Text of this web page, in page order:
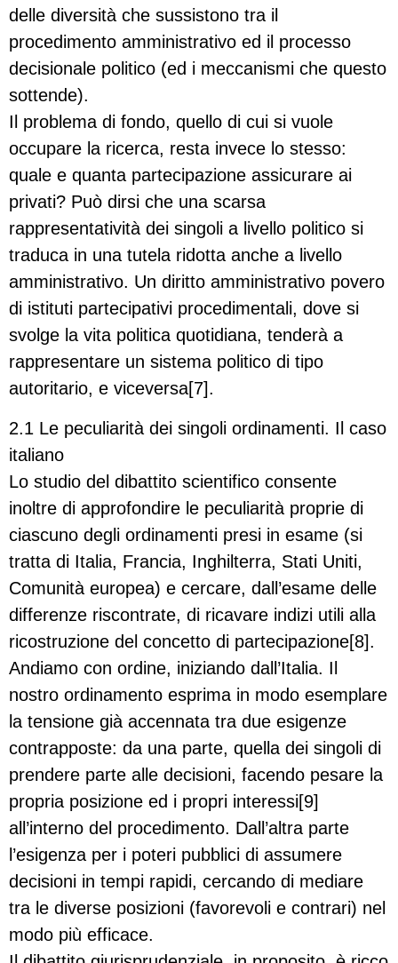
delle diversità che sussistono tra il
procedimento amministrativo ed il processo
decisionale politico (ed i meccanismi che questo
sottende).
Il problema di fondo, quello di cui si vuole
occupare la ricerca, resta invece lo stesso:
quale e quanta partecipazione assicurare ai
privati? Può dirsi che una scarsa
rappresentatività dei singoli a livello politico si
traduca in una tutela ridotta anche a livello
amministrativo. Un diritto amministrativo povero
di istituti partecipativi procedimentali, dove si
svolge la vita politica quotidiana, tenderà a
rappresentare un sistema politico di tipo
autoritario, e viceversa[7].
2.1 Le peculiarità dei singoli ordinamenti. Il caso
italiano
Lo studio del dibattito scientifico consente
inoltre di approfondire le peculiarità proprie di
ciascuno degli ordinamenti presi in esame (si
tratta di Italia, Francia, Inghilterra, Stati Uniti,
Comunità europea) e cercare, dall’esame delle
differenze riscontrate, di ricavare indizi utili alla
ricostruzione del concetto di partecipazione[8].
Andiamo con ordine, iniziando dall’Italia. Il
nostro ordinamento esprima in modo esemplare
la tensione già accennata tra due esigenze
contrapposte: da una parte, quella dei singoli di
prendere parte alle decisioni, facendo pesare la
propria posizione ed i propri interessi[9]
all’interno del procedimento. Dall’altra parte
l’esigenza per i poteri pubblici di assumere
decisioni in tempi rapidi, cercando di mediare
tra le diverse posizioni (favorevoli e contrari) nel
modo più efficace.